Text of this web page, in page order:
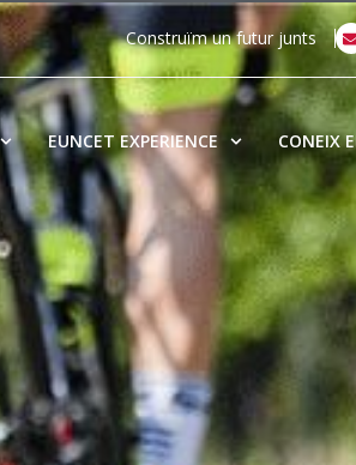
Construïm un futur junts
EUNCET EXPERIENCE CONEIX